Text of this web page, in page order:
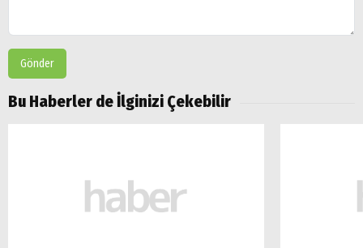
Gönder
Bu Haberler de İlginizi Çekebilir